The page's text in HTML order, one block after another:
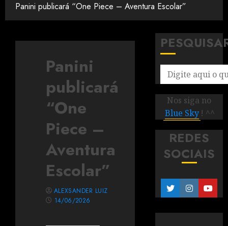
Panini publicará “One Piece – Aventura Escolar”
Panini
publicará
“One
Piece –
Aventura
Escolar”
ALEXSANDER LUIZ
14/06/2026
Nos siga no
Blue Sky ! ^^
REDES
SOCIAIS